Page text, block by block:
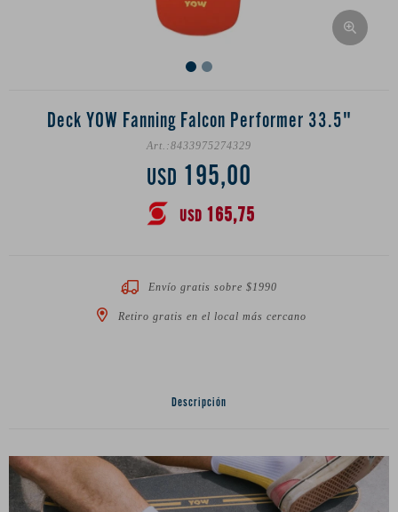
Deck YOW Fanning Falcon Performer 33.5"
8433975274329
USD 195,00
USD 165,75
Envío gratis sobre $1990
Retiro gratis en el local más cercano
Descripción